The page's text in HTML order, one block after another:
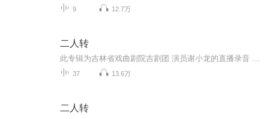
9 12.7万
二人转
37 13.6万
二人转